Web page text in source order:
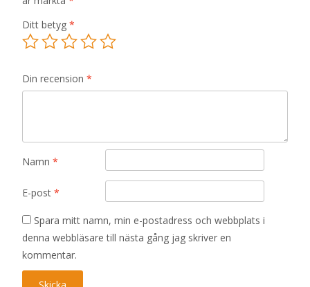
Ditt betyg *
Din recension *
Namn *
E-post *
Spara mitt namn, min e-postadress och webbplats i
denna webbläsare till nästa gång jag skriver en
kommentar.